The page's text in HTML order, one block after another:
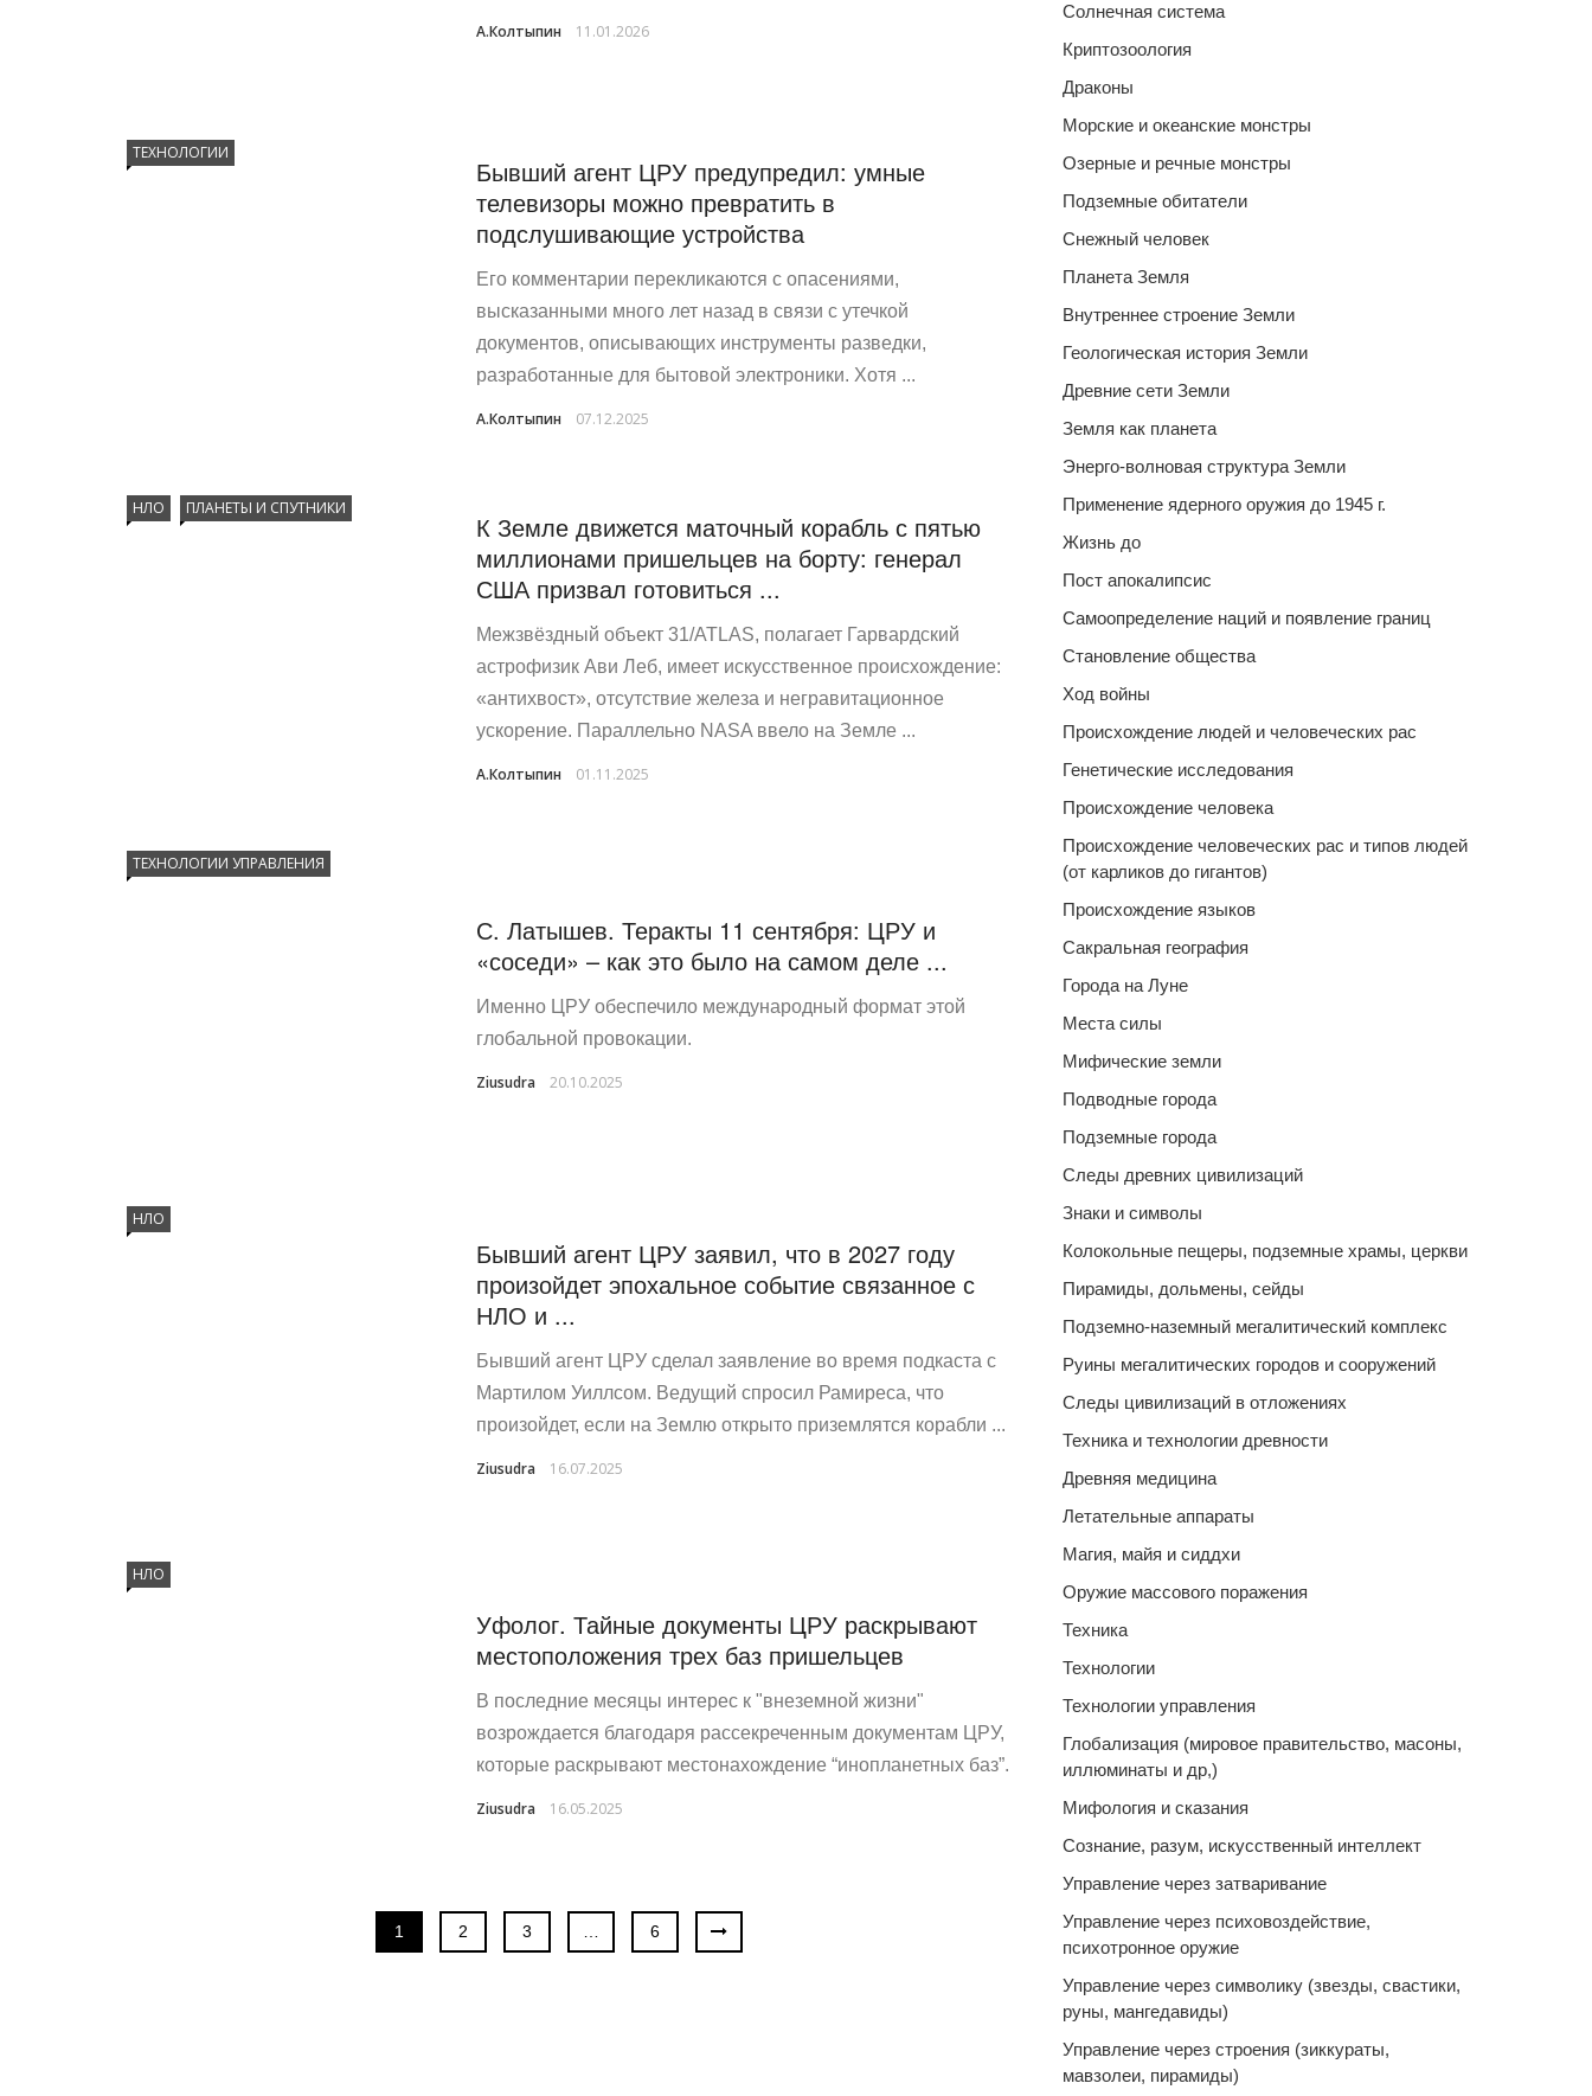
А.Колтыпин 11.01.2026
ТЕХНОЛОГИИ
Бывший агент ЦРУ предупредил: умные
телевизоры можно превратить в
подслушивающие устройства
Его комментарии перекликаются с опасениями,
высказанными много лет назад в связи с утечкой
документов, описывающих инструменты разведки,
разработанные для бытовой электроники. Хотя ...
А.Колтыпин 07.12.2025
НЛО ПЛАНЕТЫ И СПУТНИКИ
К Земле движется маточный корабль с пятью
миллионами пришельцев на борту: генерал
США призвал готовиться ...
Межзвёздный объект 31/ATLAS, полагает Гарвардский
астрофизик Ави Леб, имеет искусственное происхождение:
«антихвост», отсутствие железа и негравитационное
ускорение. Параллельно NASA ввело на Земле ...
А.Колтыпин 01.11.2025
ТЕХНОЛОГИИ УПРАВЛЕНИЯ
С. Латышев. Теракты 11 сентября: ЦРУ и
«соседи» – как это было на самом деле ...
Именно ЦРУ обеспечило международный формат этой
глобальной провокации.
Ziusudra 20.10.2025
НЛО
Бывший агент ЦРУ заявил, что в 2027 году
произойдет эпохальное событие связанное с
НЛО и ...
Бывший агент ЦРУ сделал заявление во время подкаста с
Мартилом Уиллсом. Ведущий спросил Рамиреса, что
произойдет, если на Землю открыто приземлятся корабли ...
Ziusudra 16.07.2025
НЛО
Уфолог. Тайные документы ЦРУ раскрывают
местоположения трех баз пришельцев
В последние месяцы интерес к "внеземной жизни"
возрождается благодаря рассекреченным документам ЦРУ,
которые раскрывают местонахождение “инопланетных баз”.
Ziusudra 16.05.2025
1 2 3 6
Солнечная система
Криптозоология
Драконы
Морские и океанские монстры
Озерные и речные монстры
Подземные обитатели
Снежный человек
Планета Земля
Внутреннее строение Земли
Геологическая история Земли
Древние сети Земли
Земля как планета
Энерго-волновая структура Земли
Применение ядерного оружия до 1945 г.
Жизнь до
Пост апокалипсис
Самоопределение наций и появление границ
Становление общества
Ход войны
Происхождение людей и человеческих рас
Генетические исследования
Происхождение человека
Происхождение человеческих рас и типов людей
(от карликов до гигантов)
Происхождение языков
Сакральная география
Города на Луне
Места силы
Мифические земли
Подводные города
Подземные города
Следы древних цивилизаций
Знаки и символы
Колокольные пещеры, подземные храмы, церкви
Пирамиды, дольмены, сейды
Подземно-наземный мегалитический комплекс
Руины мегалитических городов и сооружений
Следы цивилизаций в отложениях
Техника и технологии древности
Древняя медицина
Летательные аппараты
Магия, майя и сиддхи
Оружие массового поражения
Техника
Технологии
Технологии управления
Глобализация (мировое правительство, масоны,
иллюминаты и др,)
Мифология и сказания
Сознание, разум, искусственный интеллект
Управление через затваривание
Управление через психовоздействие,
психотронное оружие
Управление через символику (звезды, свастики,
руны, мангедавиды)
Управление через строения (зиккураты,
мавзолеи, пирамиды)